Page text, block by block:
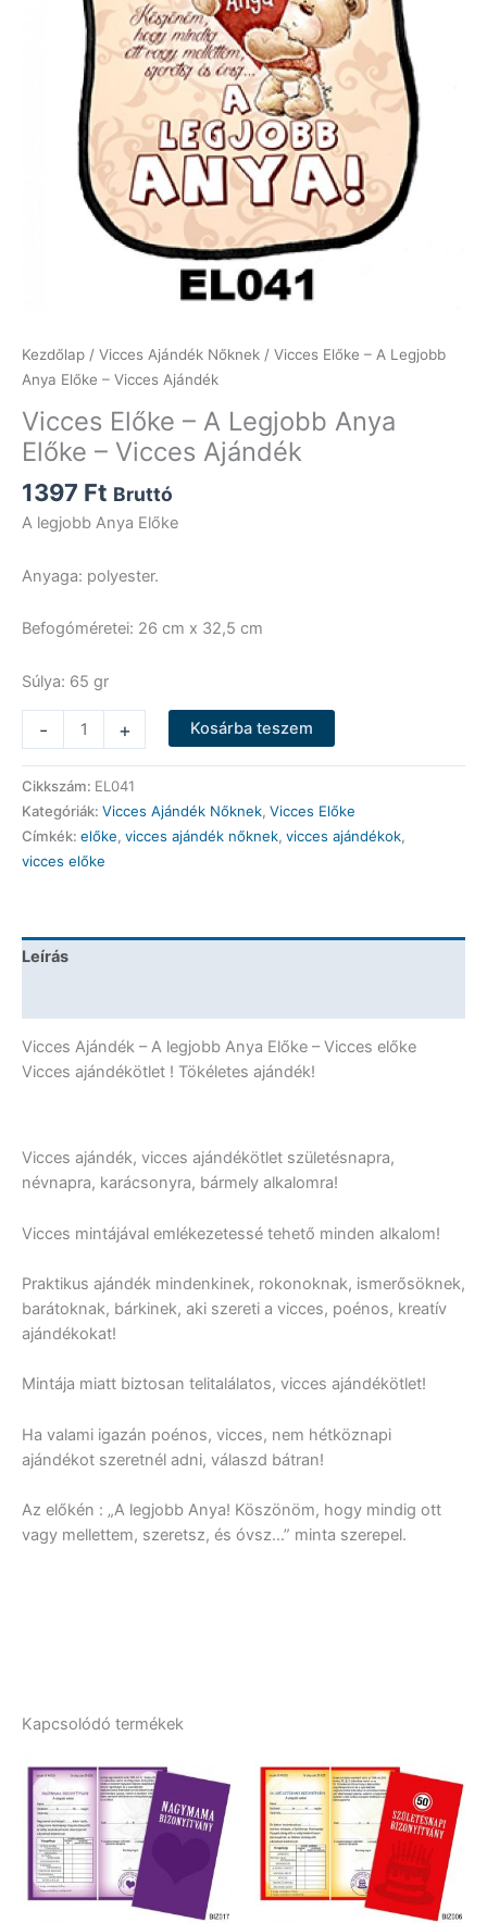
Kezdőlap / Vicces Ajándék Nőknek / Vicces Előke – A Legjobb
Anya Előke – Vicces Ajándék
Vicces Előke – A Legjobb Anya
Előke – Vicces Ajándék
1397 Ft Bruttó
A legjobb Anya Előke
Anyaga: polyester.
Befogóméretei: 26 cm x 32,5 cm
Súlya: 65 gr
-
Előke
-
A
Legjobb
Anya
Előke
Ajándék
+ Kosárba teszem
Cikkszám: EL041
Kategóriák: Vicces Ajándék Nőknek, Vicces Előke
Címkék: előke, vicces ajándék nőknek, vicces ajándékok,
vicces előke
Leírás
Vicces Ajándék – A legjobb Anya Előke – Vicces előke
Vicces ajándékötlet ! Tökéletes ajándék!
Vicces ajándék, vicces ajándékötlet születésnapra,
névnapra, karácsonyra, bármely alkalomra!
Vicces mintájával emlékezetessé tehető minden alkalom!
Praktikus ajándék mindenkinek, rokonoknak, ismerősöknek,
barátoknak, bárkinek, aki szereti a vicces, poénos, kreatív
ajándékokat!
Mintája miatt biztosan telitalálatos, vicces ajándékötlet!
Ha valami igazán poénos, vicces, nem hétköznapi
ajándékot szeretnél adni, válaszd bátran!
Az előkén : „A legjobb Anya! Köszönöm, hogy mindig ott
vagy mellettem, szeretsz, és óvsz…” minta szerepel.
Kapcsolódó termékek